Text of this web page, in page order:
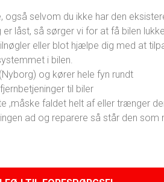
også selvom du ikke har den
er låst, så sørger vi for at få bilen
eller blot hjælpe dig med at
i bilen.
og kører hele fyn rundt
til biler
,måske faldet helt af eller trænger
ad og reparere så står den som